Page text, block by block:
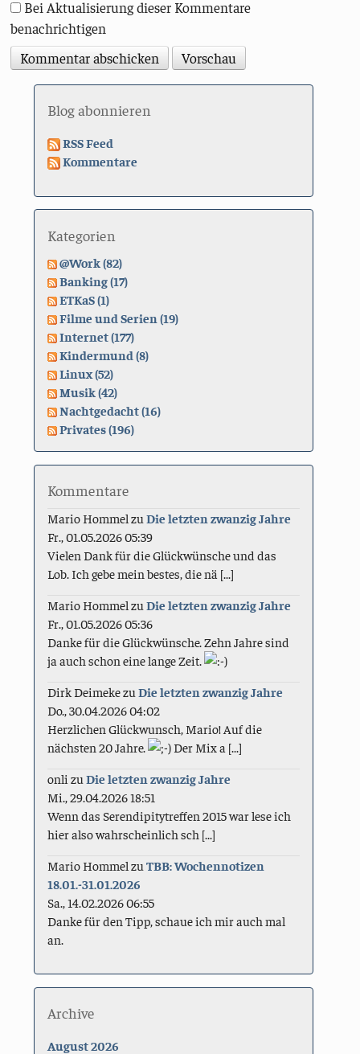
Bei Aktualisierung dieser Kommentare
benachrichtigen
Blog abonnieren
RSS Feed
Kommentare
Kategorien
@Work (82)
Banking (17)
ETKaS (1)
Filme und Serien (19)
Internet (177)
Kindermund (8)
Linux (52)
Musik (42)
Nachtgedacht (16)
Privates (196)
Kommentare
Mario Hommel zuDie letzten zwanzig Jahre
Fr., 01.05.2026 05:39
Vielen Dank für die Glückwünsche und das
Lob. Ich gebe mein bestes, die nä [...]
Mario Hommel zuDie letzten zwanzig Jahre
Fr., 01.05.2026 05:36
Danke für die Glückwünsche. Zehn Jahre sind
ja auch schon eine lange Zeit.
Dirk DeimekezuDie letzten zwanzig Jahre
Do., 30.04.2026 04:02
Herzlichen Glückwunsch, Mario! Auf die
nächsten 20 Jahre.
Der Mix a [...]
onli zuDie letzten zwanzig Jahre
Mi., 29.04.2026 18:51
Wenn das Serendipitytreffen 2015 war lese ich
hier also wahrscheinlich sch [...]
Mario Hommel zuTBB: Wochennotizen
18.01.-31.01.2026
Sa., 14.02.2026 06:55
Danke für den Tipp, schaue ich mir auch mal
an.
Archive
August 2026